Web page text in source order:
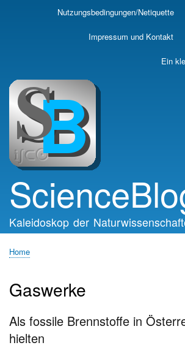
Skip
main
Nutzungsbedingungen/Netiquette
Impressum und Kontakt
Ein
Kaleidoskop der
Home
Gaswerke
Als fossile Brennstoffe in
hielten